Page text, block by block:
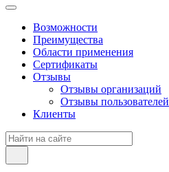
Возможности
Преимущества
Области применения
Сертификаты
Отзывы
Отзывы организаций
Отзывы пользователей
Клиенты